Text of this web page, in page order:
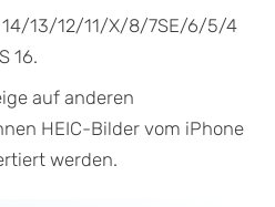
13/12/11/X/8/7SE/6/5/4
16.
auf anderen
HEIC-Bilder vom iPhone
werden.